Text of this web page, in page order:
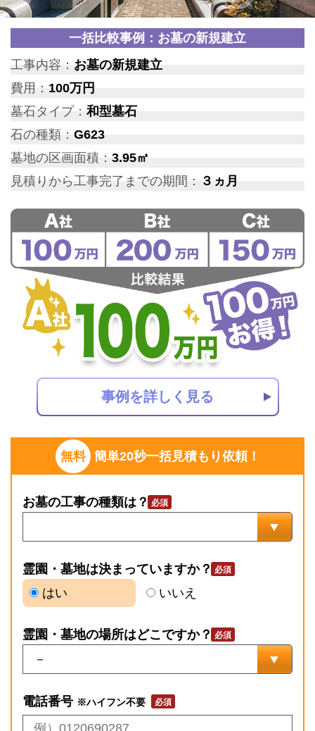
無料 簡単20秒一括見積もり依頼！
お墓の工事の種類は？
霊園・墓地は決まっていますか？
はい
いいえ
霊園・墓地の場所はどこですか？
電話番号 ※ハイフン不要
一括比較事例：お墓の新規建立
工事内容： お墓の新規建立
費用： 100万円
墓石タイプ：和型墓石
石の種類： G623
墓地の区画面積： 3.95㎡
見積りから工事完了までの期間： ３ヵ月
事例を詳しく見る